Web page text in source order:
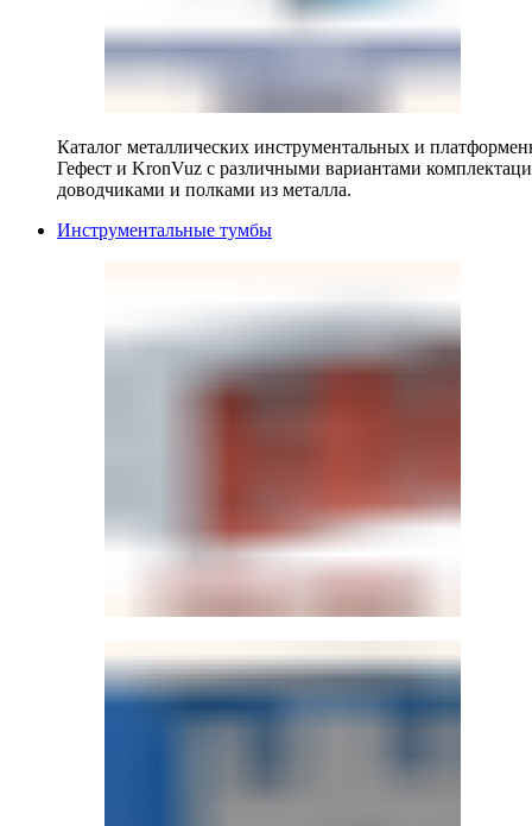
Каталог металлических инструментальных и
Гефест и KronVuz с различными вариантами
доводчиками и полками из металла.
Инструментальные тумбы